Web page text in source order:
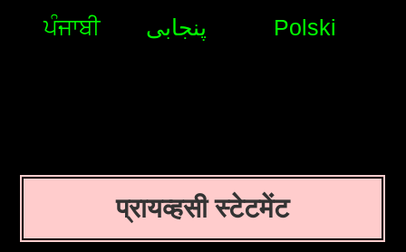
ਪੰਜਾਬੀ پنجابی Polski
प्रायव्हसी स्टेटमेंट